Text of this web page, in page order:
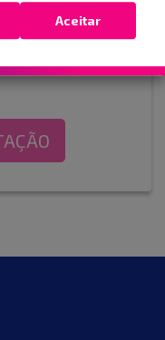
para receber
Aceitar